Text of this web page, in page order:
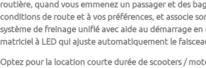
routière, quand vous emmenez un passager et des
conditions de route et à vos préférences, et associe
système de freinage unifié avec aide au démarrage
matriciel à LED qui ajuste automatiquement le
Optez pour la location courte durée de scooters /